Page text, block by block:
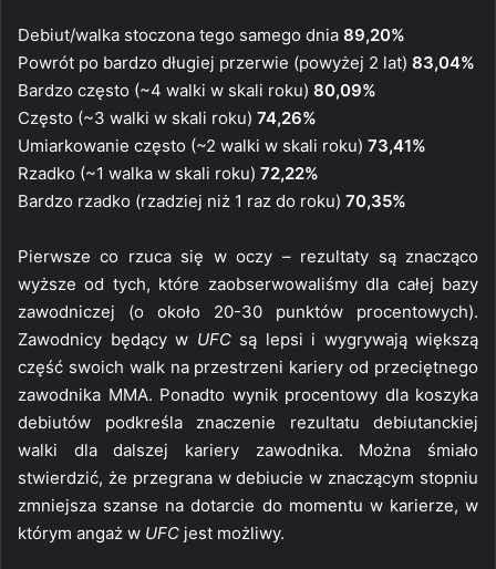
Debiut/walka stoczona tego samego dnia 89,20%
Powrót po bardzo długiej przerwie (powyżej 2 lat) 83,04%
Bardzo często (~4 walki w skali roku) 80,09%
Często (~3 walki w skali roku) 74,26%
Umiarkowanie często (~2 walki w skali roku) 73,41%
Rzadko (~1 walka w skali roku) 72,22%
Bardzo rzadko (rzadziej niż 1 raz do roku) 70,35%
Pierwsze co rzuca się w oczy – rezultaty są znacząco
wyższe od tych, które zaobserwowaliśmy dla całej bazy
zawodniczej (o około 20-30 punktów procentowych).
Zawodnicy będący w UFCsą lepsi i wygrywają większą
część swoich walk na przestrzeni kariery od przeciętnego
zawodnika MMA. Ponadto wynik procentowy dla koszyka
debiutów podkreśla znaczenie rezultatu debiutanckiej
walki dla dalszej kariery zawodnika. Można śmiało
stwierdzić, że przegrana w debiucie w znaczącym stopniu
zmniejsza szanse na dotarcie do momentu w karierze, w
którym angaż w UFC jest możliwy.